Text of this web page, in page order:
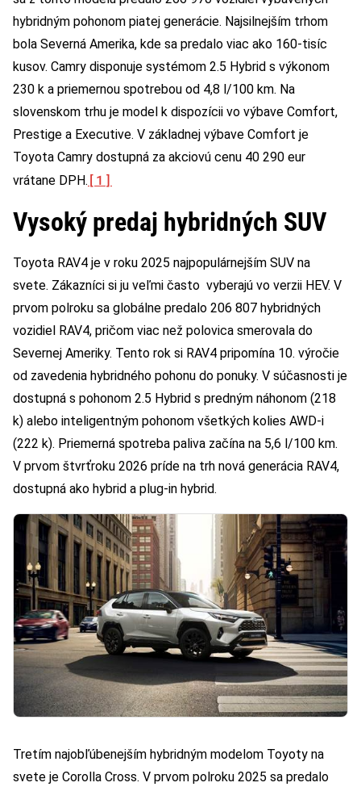
hybridným pohonom piatej generácie. Najsilnejším trhom
bola Severná Amerika, kde sa predalo viac ako 160-tisíc
kusov. Camry disponuje systémom 2.5 Hybrid s výkonom
230 k a priemernou spotrebou od 4,8 l/100 km. Na
slovenskom trhu je model k dispozícii vo výbave Comfort,
Prestige a Executive. V základnej výbave Comfort je
Toyota Camry dostupná za akciovú cenu 40 290 eur
vrátane DPH. [1]
Vysoký predaj hybridných SUV
Toyota RAV4 je v roku 2025 najpopulárnejším SUV na
svete. Zákazníci si ju veľmi často vyberajú vo verzii HEV. V
prvom polroku sa globálne predalo 206 807 hybridných
vozidiel RAV4, pričom viac než polovica smerovala do
Severnej Ameriky. Tento rok si RAV4 pripomína 10. výročie
od zavedenia hybridného pohonu do ponuky. V súčasnosti je
dostupná s pohonom 2.5 Hybrid s predným náhonom (218
k) alebo inteligentným pohonom všetkých kolies AWD-i
(222 k). Priemerná spotreba paliva začína na 5,6 l/100 km.
V prvom štvrťroku 2026 príde na trh nová generácia RAV4,
dostupná ako hybrid a plug-in hybrid.
Tretím najobľúbenejším hybridným modelom Toyoty na
svete je Corolla Cross. V prvom polroku 2025 sa predalo